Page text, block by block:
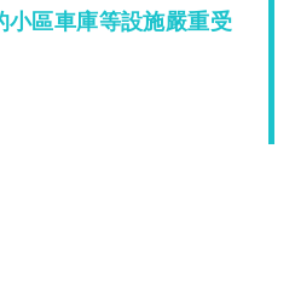
小區車庫等設施嚴重受